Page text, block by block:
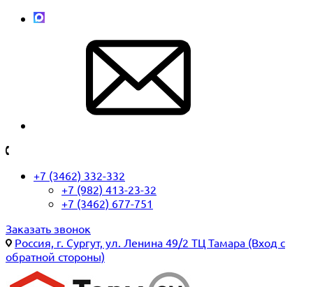
+7 (3462) 332-332
+7 (982) 413-23-32
+7 (3462) 677-751
Заказать звонок
Россия, г. Сургут, ул. Ленина 49/2 ТЦ Тамара (Вход с
обратной стороны)